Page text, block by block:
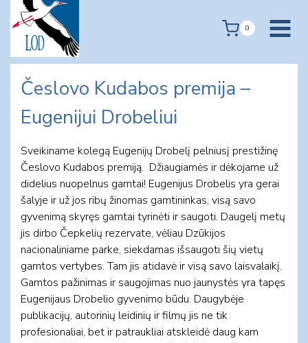
content
0
Česlovo Kudabos premija –
Eugenijui Drobeliui
Sveikiname kolegą Eugenijų Drobelį pelniusį prestižinę
Česlovo Kudabos premiją. Džiaugiamės ir dėkojame už
didelius nuopelnus gamtai! Eugenijus Drobelis yra gerai
šalyje ir už jos ribų žinomas gamtininkas, visą savo
gyvenimą skyręs gamtai tyrinėti ir saugoti. Daugelį metų
jis dirbo Čepkelių rezervate, vėliau Dzūkijos
nacionaliniame parke, siekdamas išsaugoti šių vietų
gamtos vertybes. Tam jis atidavė ir visą savo laisvalaikį.
Gamtos pažinimas ir saugojimas nuo jaunystės yra tapęs
Eugenijaus Drobelio gyvenimo būdu. Daugybėje
publikacijų, autorinių leidinių ir filmų jis ne tik
profesionaliai, bet ir patraukliai atskleidė daug kam